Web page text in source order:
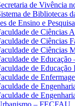
de Vivência
de Bibliotecas
de Ensino e Pesquisa
de Ciências
de Ciências
de Ciências
de Educação
de Educação
de
de
de
– FECFAU